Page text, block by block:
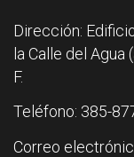
Dirección:
la Calle del Agua
F.
Teléfono: 385-
Correo